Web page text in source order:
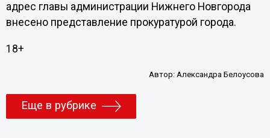
адрес главы администрации Нижнего Новгорода
внесено представление прокуратурой города.
18+
Автор:Александра Белоусова
Еще в рубрике